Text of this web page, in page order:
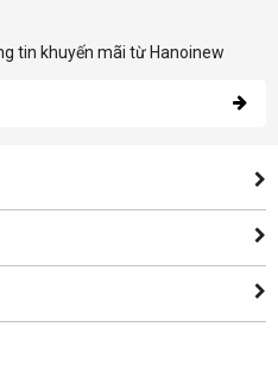
tin khuyến mãi từ Hanoinew